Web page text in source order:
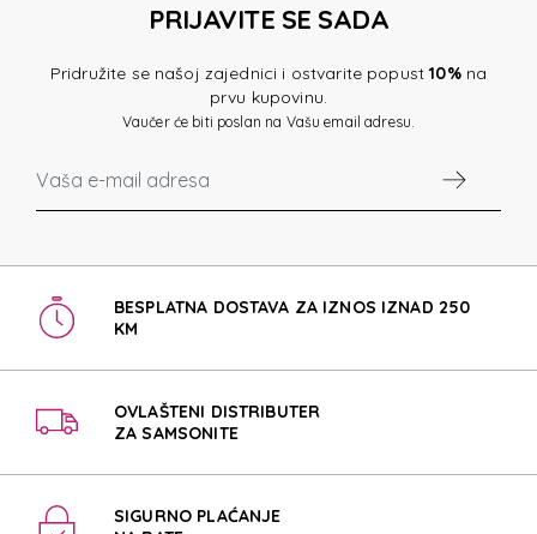
PRIJAVITE SE SADA
Pridružite se našoj zajednici i ostvarite popust10%na
prvu kupovinu.
Vaučer će biti poslan na Vašu email adresu.
BESPLATNA DOSTAVA ZA IZNOS IZNAD 250
KM
OVLAŠTENI DISTRIBUTER
ZA SAMSONITE
SIGURNO PLAĆANJE